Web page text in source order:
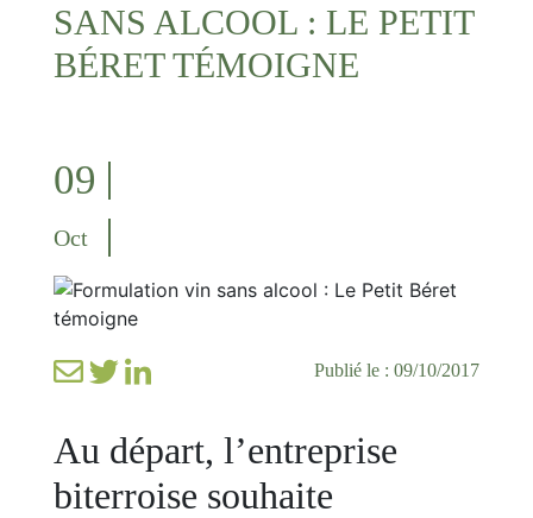
SANS ALCOOL : LE PETIT
BÉRET TÉMOIGNE
09
Oct
Publié le : 09/10/2017
Au départ, l’entreprise
biterroise souhaite